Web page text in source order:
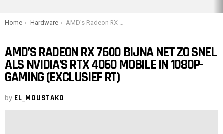
You are here:
Home Hardware AMD’s Radeon RX 7600 bijna net zo snel als NVIDIA’s RTX 4060 Mobile in 1080p-gaming (exclusief RT)
AMD’S RADEON RX 7600 BIJNA NET ZO SNEL
ALS NVIDIA’S RTX 4060 MOBILE IN 1080P-
GAMING (EXCLUSIEF RT)
by EL_MOUSTAKO